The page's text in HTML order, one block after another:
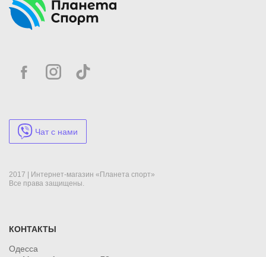
Чат с нами
2017 | Интернет-магазин «Планета спорт»
Все права защищены.
КОНТАКТЫ
Одесса